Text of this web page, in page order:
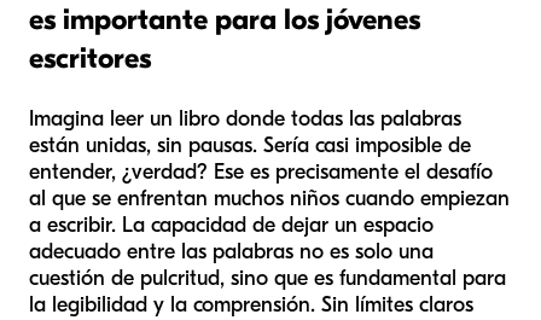
es importante para los jóvenes
escritores
Imagina leer un libro donde todas las palabras
están unidas, sin pausas. Sería casi imposible de
entender, ¿verdad? Ese es precisamente el desafío
al que se enfrentan muchos niños cuando empiezan
a escribir. La capacidad de dejar un espacio
adecuado entre las palabras no es solo una
cuestión de pulcritud, sino que es fundamental para
la legibilidad y la comprensión. Sin límites claros